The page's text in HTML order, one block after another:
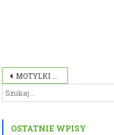
Nawigacja
wpisu
MOTYLKI W LESIE
OSTATNIE WPISY